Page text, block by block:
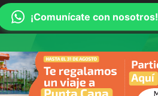
¡Comunícate con nosotros!